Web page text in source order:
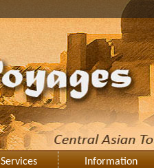
Services Information